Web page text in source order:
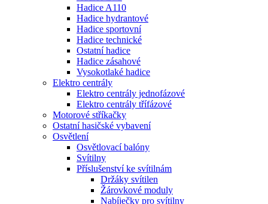
Hadice A110
Hadice hydrantové
Hadice sportovní
Hadice technické
Ostatní hadice
Hadice zásahové
Vysokotlaké hadice
Elektro centrály
Elektro centrály jednofázové
Elektro centrály třífázové
Motorové stříkačky
Ostatní hasičské vybavení
Osvětlení
Osvětlovací balóny
Svítilny
Příslušenství ke svítilnám
Držáky svítilen
Žárovkové moduly
Nabíječky pro svítilny